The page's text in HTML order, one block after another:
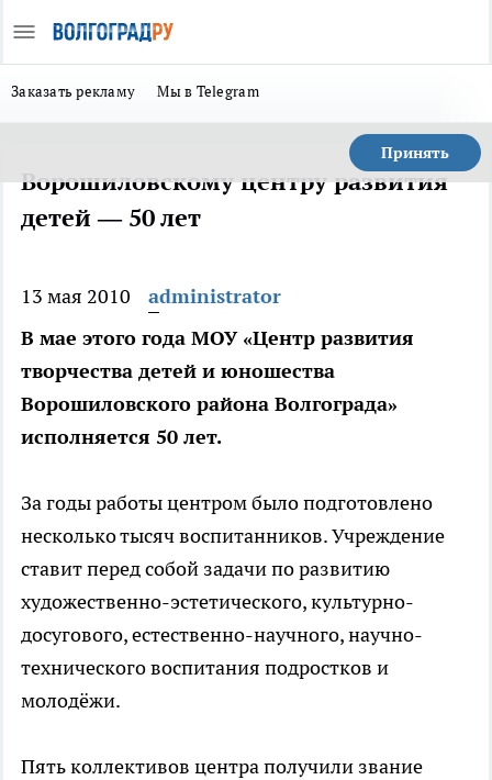
Заказать рекламу Мы в Telegram
Принять
Ворошиловскому центру развития
детей — 50 лет
13 мая 2010
administrator
В мае этого года МОУ «Центр развития
творчества детей и юношества
Ворошиловского района Волгограда»
исполняется 50 лет.
За годы работы центром было подготовлено
несколько тысяч воспитанников. Учреждение
ставит перед собой задачи по развитию
художественно-эстетического, культурно-
досугового, естественно-научного, научно-
технического воспитания подростков и
молодёжи.
Пять коллективов центра получили звание